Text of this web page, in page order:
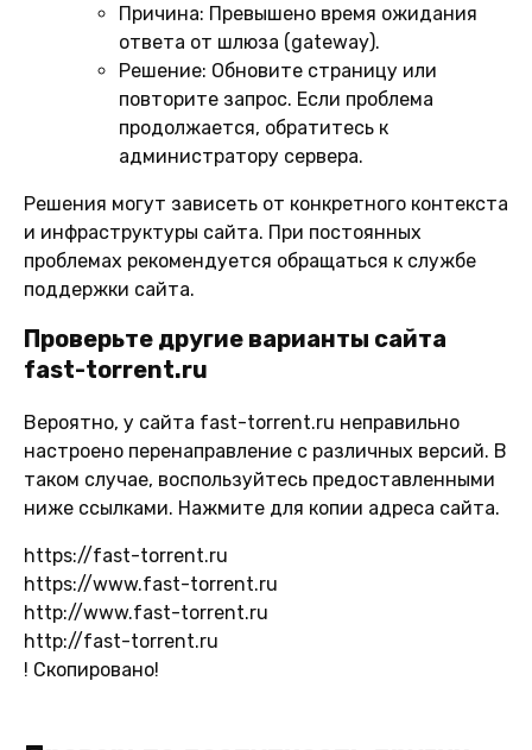
Причина: Превышено время ожидания
ответа от шлюза (gateway).
Решение: Обновите страницу или
повторите запрос. Если проблема
продолжается, обратитесь к
администратору сервера.
Решения могут зависеть от конкретного контекста
и инфраструктуры сайта. При постоянных
проблемах рекомендуется обращаться к службе
поддержки сайта.
Проверьте другие варианты сайта
fast-torrent.ru
Вероятно, у сайта fast-torrent.ru неправильно
настроено перенаправление с различных версий. В
таком случае, воспользуйтесь предоставленными
ниже ссылками. Нажмите для копии адреса сайта.
https://fast-torrent.ru
https://www.fast-torrent.ru
http://www.fast-torrent.ru
http://fast-torrent.ru
! Скопировано!